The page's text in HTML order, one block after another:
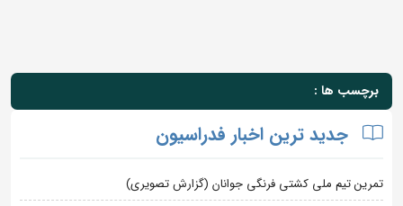
برچسب ها :
جدید ترین اخبار فدراسیون
تمرین تیم ملی کشتی فرنگی جوانان (گزارش تصویری)